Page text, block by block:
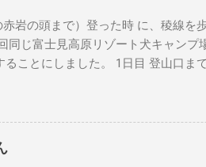
9月 私がH1N1にかかって2階で伏
した。腕に腫瘍はあっても、それ
に行ったりもしていました。 2024
私も半休をとって連れて行きました
たら」という提案をいただきまし
かけても電話は通じませんでした
岩の頭まで）登った時 に、稜線を
同じ富士見高原リゾート犬キャンプ
ことにしました。 1日目 登山口ま
生でいっぱいでした。しかし都会の
徒全てが互いのことを知っていて
く、小学生も同じ会話の輪にまざ
たら、地元バスで「みどり池前」